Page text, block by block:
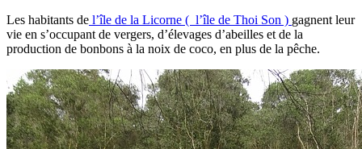
Les habitants de l’île de la Licorne ( l’île de Thoi Son ) gagnent leur
vie en s’occupant de vergers, d’élevages d’abeilles et de la
production de bonbons à la noix de coco, en plus de la pêche.